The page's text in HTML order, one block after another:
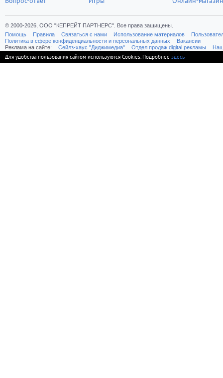
© 2000-2026, ООО "КЕПРЕЙТ ПАРТНЕРС". Все права защищены.
Помощь
Правила Связаться с нами Использование материалов
Политика в сфере конфиденциальности и персональных данных
Вакансии
Реклама на сайте:
Cейлз-хаус "Диджимедиа" Отдел продаж digital рекламы
Для удобства пользования сайтом используются Cookies. Подробнее здесь